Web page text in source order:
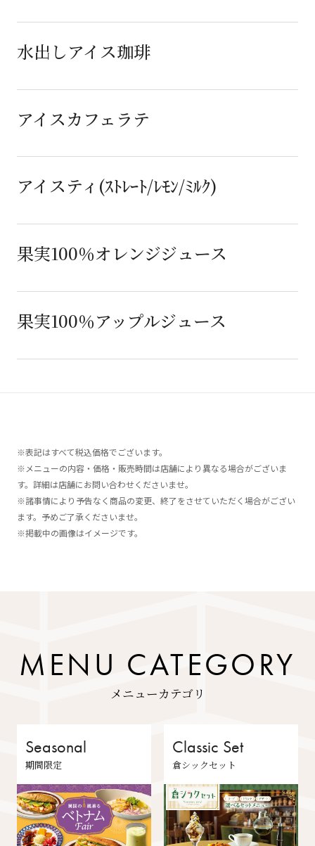
水出しアイス珈琲
アイスカフェラテ
アイスティ(ｽﾄﾚｰﾄ/ﾚﾓﾝ/ﾐﾙｸ)
果実100％オレンジジュース
果実100％アップルジュース
※表記はすべて税込価格でございます。
※メニューの内容・価格・販売時間は店舗により異なる場合がございま
す。詳細は店舗にお問い合わせくださいませ。
※諸事情により予告なく商品の変更、終了をさせていただく場合がござい
ます。予めご了承くださいませ。
※掲載中の画像はイメージです。
MENU CATEGORY
メニューカテゴリ
Seasonal
期間限定
Classic Set
倉シックセット